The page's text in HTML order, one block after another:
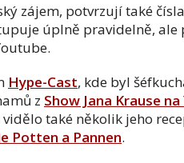
zájem, potvrzují také
úplně pravidelně,
Hype-Cast, kde byl
z Show Jana Krause
také několik jeho
Potten a Pannen.